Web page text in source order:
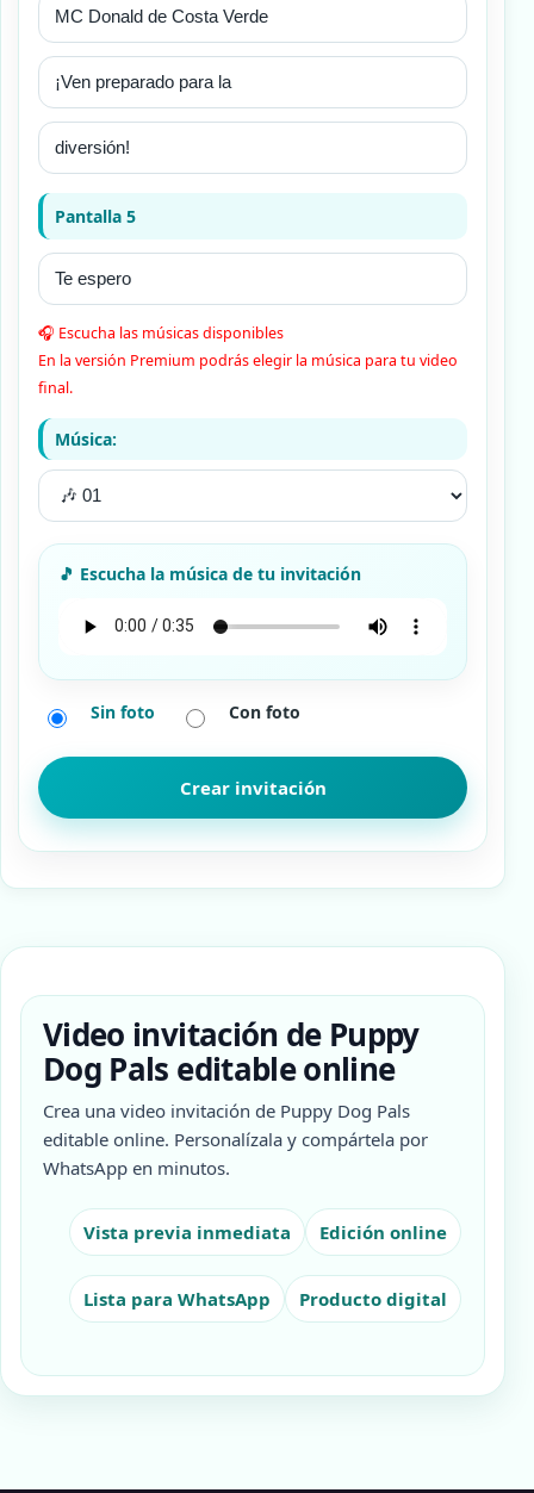
Pantalla 5
🎧 Escucha las músicas disponibles
En la versión Premium podrás elegir la música para tu video
final.
Música:
Sin foto Con foto
Video invitación de Puppy
Dog Pals editable online
Crea una video invitación de Puppy Dog Pals
editable online. Personalízala y compártela por
WhatsApp en minutos.
Vista previa inmediata Edición online
Lista para WhatsApp Producto digital